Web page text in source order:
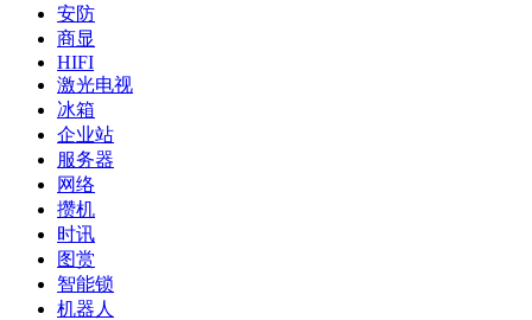
安防
商显
HIFI
激光电视
冰箱
企业站
服务器
网络
攒机
时讯
图赏
智能锁
机器人